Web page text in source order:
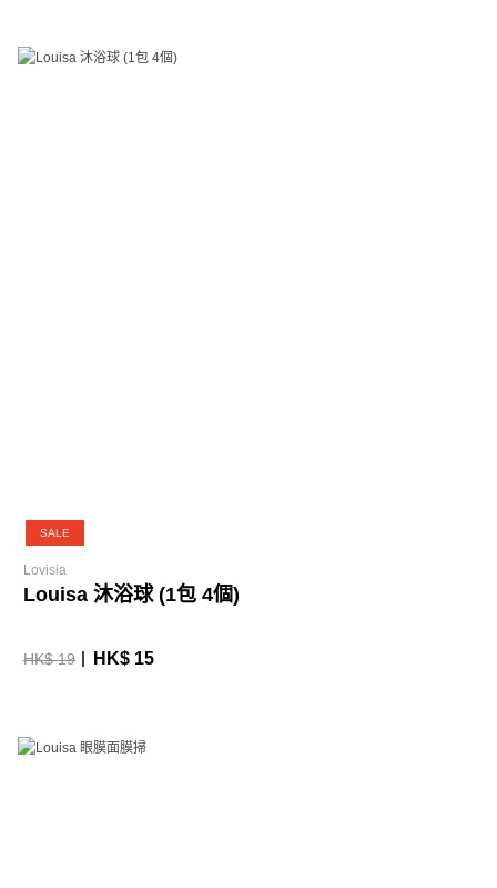
SALE
Lovisia
Louisa 沐浴球 (1包 4個)
HK$ 19 HK$ 15